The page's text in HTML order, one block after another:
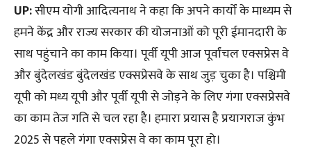
UP:सीएम योगी आदित्यनाथ ने कहा कि अपने कार्यों के माध्यम से
हमने केंद्र और राज्य सरकार की योजनाओं को पूरी ईमानदारी के
साथ पहुंचाने का काम किया। पूर्वी यूपी आज पूर्वांचल एक्सप्रेस वे
और बुंदेलखंड बुंदेलखंड एक्सप्रेसवे के साथ जुड़ चुका है। पश्चिमी
यूपी को मध्य यूपी और पूर्वी यूपी से जोड़ने के लिए गंगा एक्सप्रेसवे
का काम तेज गति से चल रहा है। हमारा प्रयास है प्रयागराज कुंभ
2025 से पहले गंगा एक्सप्रेस वे का काम पूरा हो।